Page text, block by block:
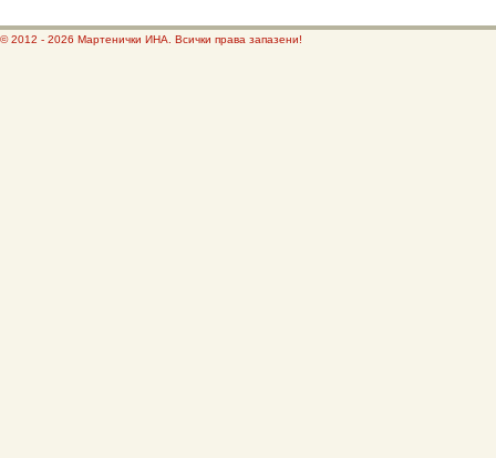
© 2012 - 2026 Мартенички ИНА. Всички права запазени!